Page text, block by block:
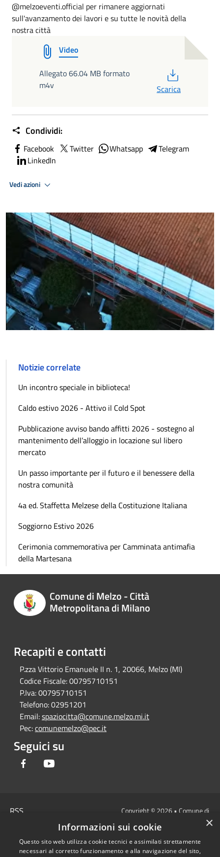
@melzoeventi.official per rimanere aggiornati
sull'avanzamento dei lavori e su tutte le novità della
nostra città
Video
Allegato 66.04 MB formato
m4v
Scarica
Condividi:
Facebook Twitter Whatsapp
Telegram
LinkedIn
Vedi azioni
Notizie correlate
Un incontro speciale in biblioteca!
Caldo estivo 2026 - Attivo il Cold Spot
Pubblicazione avviso bando affitti 2026 - sostegno al
mantenimento dell’alloggio in locazione sul libero
mercato
Un passo importante per il futuro e il benessere della
nostra comunità
4a ed. Staffetta Melzese della Costituzione Italiana
Soggiorno Estivo 2026
Cerimonia commemorativa per Camminata antimafia
della Martesana
Comune di Melzo - Città
Metropolitana di Milano
Recapiti e contatti
P.zza Vittorio Emanuele II n. 1, 20066, Melzo (MI)
Codice Fiscale:00795710151
P.Iva:00795710151
Telefono:02951201
Email:spaziocitta@comune.melzo.mi.it
Pec:comunemelzo@pec.it
Seguici su
Facebook
RSS
Cookie
Copyright © 2026 • Comune di
Melzo - Città Metropolitana di
Milano • Powered by
Municipium•Accesso
×
Informazioni sui cookie
Questo sito web utilizza cookie tecnici e assimilati strettamente
necessari al corretto funzionamento e alla navigazione del sito,